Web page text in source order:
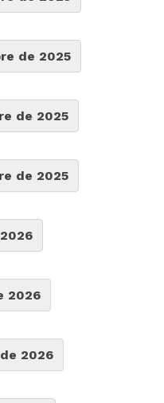
de 2025
de 2025
de 2025
2026
2026